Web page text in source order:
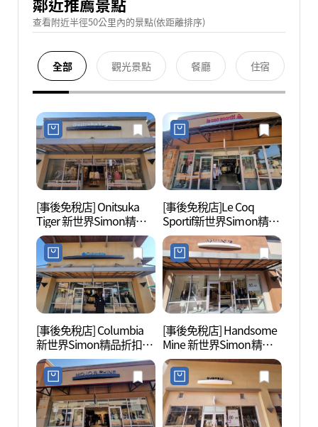
查看附近半徑50公里內的景點(依距離排序)
全部 觀光景點 餐廳 住宿
[事後免稅店] Onitsuka
Tiger 新世界Simon精品
折扣購物中心驪州店(오
니츠카타이거 신세계사
이먼프리미엄아울렛 여
주점)
[事後免稅店]Le Coq
Sportif新世界Simon精品
折扣購物中心驪州店(르
꼬끄스포르티브 신세계
사이먼프리미엄아울렛
여주점)
[事後免稅店] Columbia
新世界Simon精品折扣購
物中心驪州店(컬럼비아
신세계사이먼프리미엄아
울렛 여주점)
[事後免稅店] Handsome
Mine 新世界Simon精品
折扣購物中心驪州店(마
인 신세계사이먼프리미
엄아울렛 여주점)